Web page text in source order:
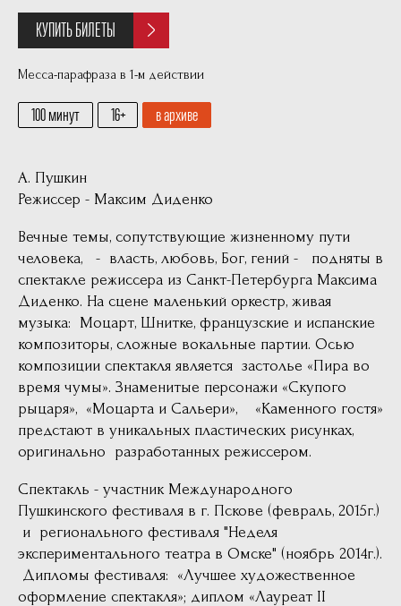
КУПИТЬ БИЛЕТЫ
Месса-парафраза в 1-м действии
100 минут 16 в архиве
А. Пушкин
Режиссер - Максим Диденко
Вечные темы, сопутствующие жизненному пути
человека, - власть, любовь, Бог, гений - подняты в
спектакле режиссера из Санкт-Петербурга Максима
Диденко. На сцене маленький оркестр, живая
музыка: Моцарт, Шнитке, французские и испанские
композиторы, сложные вокальные партии. Осью
композиции спектакля является застолье «Пира во
время чумы». Знаменитые персонажи «Скупого
рыцаря», «Моцарта и Сальери», «Каменного гостя»
предстают в уникальных пластических рисунках,
оригинально разработанных режиссером.
Спектакль - участник Международного
Пушкинского фестиваля в г. Пскове (февраль, 2015г.)
и регионального фестиваля "Неделя
экспериментального театра в Омске" (ноябрь 2014г.).
Дипломы фестиваля: «Лучшее художественное
оформление спектакля»; диплом «Лауреат II